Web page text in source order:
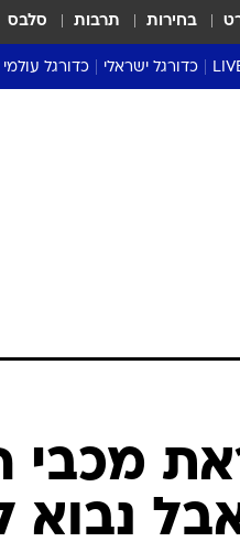
בחירות תרבות סלבס
כדורגל ישראלי כדורגל עולמי
מכבי
נבוא